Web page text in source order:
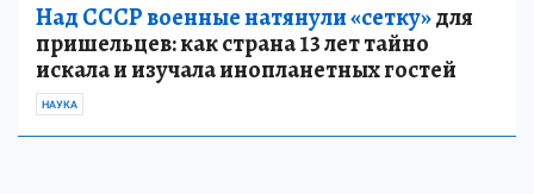
Над СССР военные натянули «сетку»для
пришельцев: как страна 13 лет тайно
искала и изучала инопланетных гостей
НАУКА